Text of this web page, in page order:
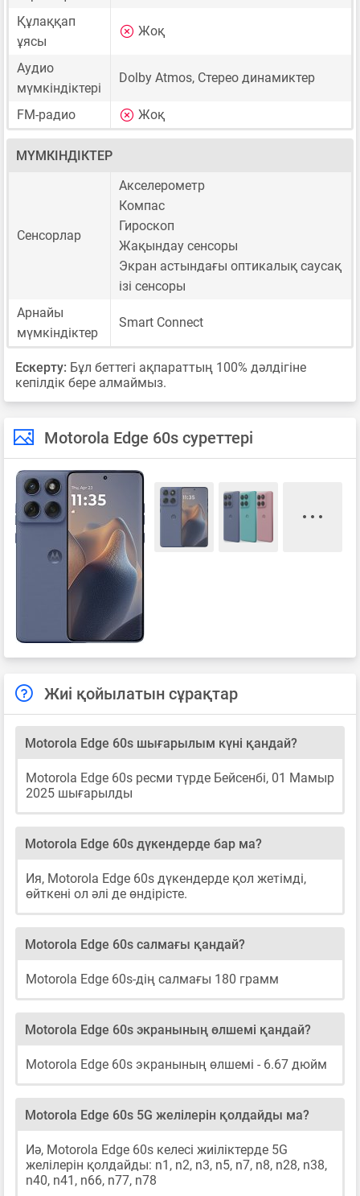
Құлаққап
ұясы
Жоқ
Аудио
мүмкіндіктері
Dolby Atmos, Стерео динамиктер
FM-радио Жоқ
МҮМКІНДІКТЕР
Сенсорлар
Акселерометр
Компас
Гироскоп
Жақындау сенсоры
Экран астындағы оптикалық саусақ
ізі сенсоры
Арнайы
мүмкіндіктер
Smart Connect
Ескерту: Бұл беттегі ақпараттың 100% дәлдігіне
кепілдік бере алмаймыз.
Motorola Edge 60s суреттері
Жиі қойылатын сұрақтар
Motorola Edge 60s шығарылым күні қандай?
Motorola Edge 60s ресми түрде Бейсенбі, 01 Мамыр
2025 шығарылды
Motorola Edge 60s дүкендерде бар ма?
Ия, Motorola Edge 60s дүкендерде қол жетімді,
өйткені ол әлі де өндірісте.
Motorola Edge 60s салмағы қандай?
Motorola Edge 60s-дің салмағы 180 грамм
Motorola Edge 60s экранының өлшемі қандай?
Motorola Edge 60s экранының өлшемі - 6.67 дюйм
Motorola Edge 60s 5G желілерін қолдайды ма?
Иә, Motorola Edge 60s келесі жиіліктерде 5G
желілерін қолдайды: n1, n2, n3, n5, n7, n8, n28, n38,
n40, n41, n66, n77, n78